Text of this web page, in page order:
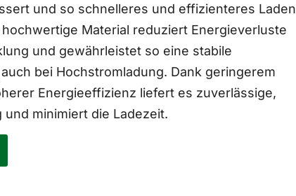
und so schnelleres und effizienteres Laden
Material reduziert Energieverluste
und gewährleistet so eine stabile
bei Hochstromladung. Dank geringerem
Energieeffizienz liefert es zuverlässige,
minimiert die Ladezeit.